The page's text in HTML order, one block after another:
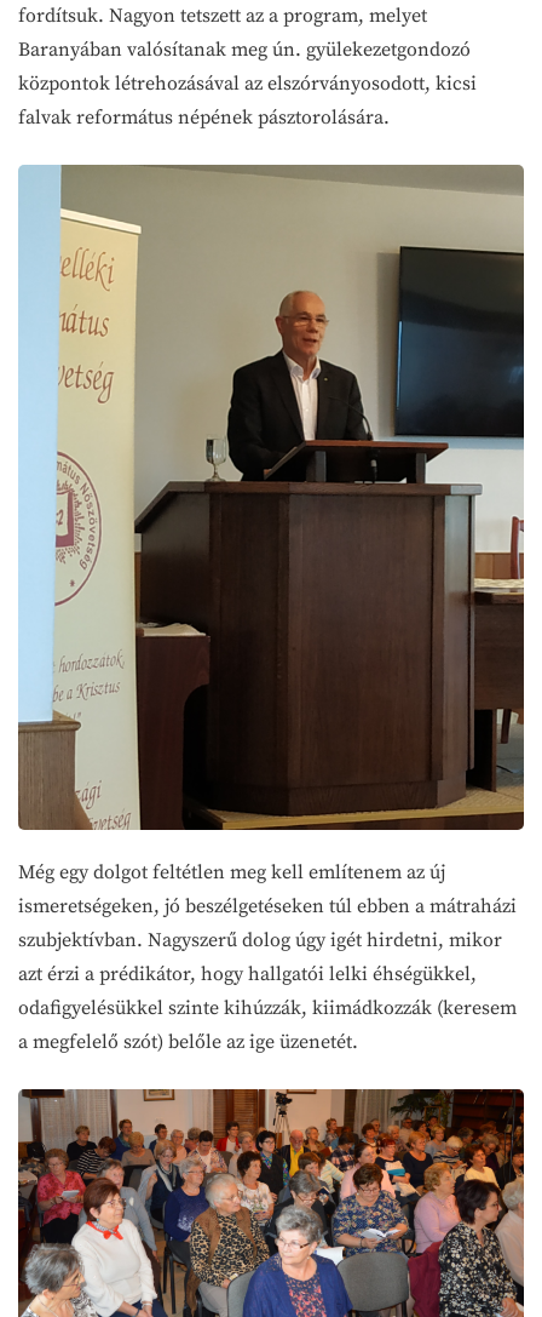
fordítsuk. Nagyon tetszett az a program, melyet
Baranyában valósítanak meg ún. gyülekezetgondozó
központok létrehozásával az elszórványosodott, kicsi
falvak református népének pásztorolására.
Még egy dolgot feltétlen meg kell említenem az új
ismeretségeken, jó beszélgetéseken túl ebben a mátraházi
szubjektívban. Nagyszerű dolog úgy igét hirdetni, mikor
azt érzi a prédikátor, hogy hallgatói lelki éhségükkel,
odafigyelésükkel szinte kihúzzák, kiimádkozzák (keresem
a megfelelő szót) belőle az ige üzenetét.